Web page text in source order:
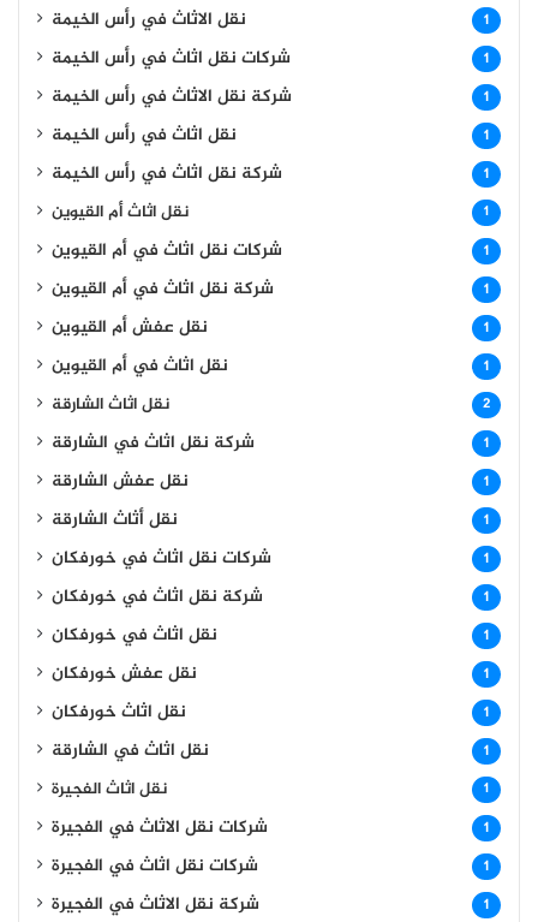
نقل الاثاث في رأس الخيمة 1
شركات نقل اثاث في رأس الخيمة 1
شركة نقل الاثاث في رأس الخيمة 1
نقل اثاث في رأس الخيمة 1
شركة نقل اثاث في رأس الخيمة 1
نقل اثاث أم القيوين 1
شركات نقل اثاث في أم القيوين 1
شركة نقل اثاث في أم القيوين 1
نقل عفش أم القيوين 1
نقل اثاث في أم القيوين 1
نقل اثاث الشارقة 2
شركة نقل اثاث في الشارقة 1
نقل عفش الشارقة 1
نقل أثاث الشارقة 1
شركات نقل اثاث في خورفكان 1
شركة نقل اثاث في خورفكان 1
نقل اثاث في خورفكان 1
نقل عفش خورفكان 1
نقل اثاث خورفكان 1
نقل اثاث في الشارقة 1
نقل اثاث الفجيرة 1
شركات نقل الاثاث في الفجيرة 1
شركات نقل اثاث في الفجيرة 1
شركة نقل الاثاث في الفجيرة 1